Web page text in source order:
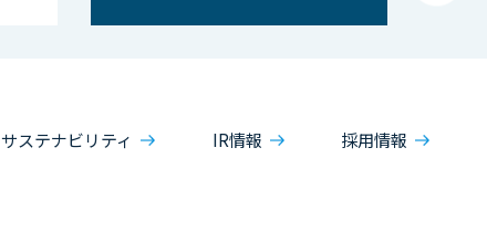
サステナビリティ IR情報 採用情報